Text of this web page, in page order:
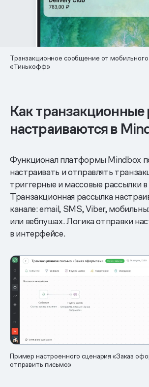
Транзакционное сообщение от
«Тинькофф»
Как транзакционные
настраиваются в
Функционал платформы Mindbox
настраивать и отправлять
триггерные и массовые рассылки
Транзакционная рассылка
канале: email, SMS, Viber,
или вебпушах. Логика отправки
в интерфейсе.
Пример настроенного сценария «Заказ
отправить письмо»